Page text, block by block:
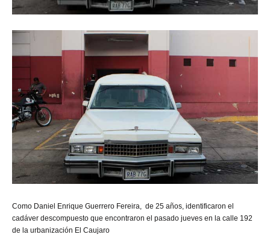
Como Daniel Enrique Guerrero Fereira, de 25 años, identificaron el
cadáver descompuesto que encontraron el pasado jueves en la calle 192
de la urbanización El Caujaro